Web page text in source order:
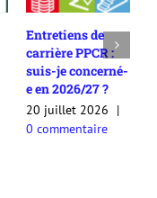
Rendez-vous de
carrière en
2025/26 :
comment
contester son
appréciation /